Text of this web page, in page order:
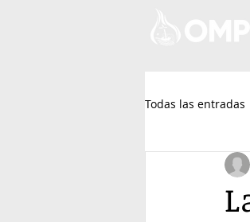
Todas las entradas